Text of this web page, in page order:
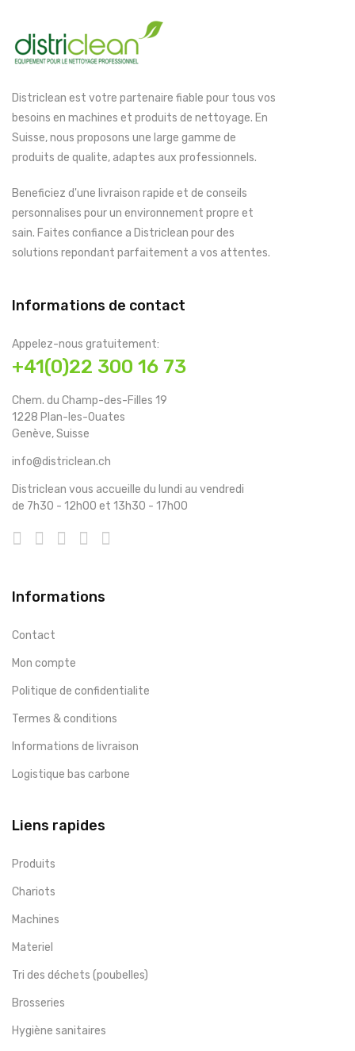
Districlean est votre partenaire fiable pour tous vos
besoins en machines et produits de nettoyage. En
Suisse, nous proposons une large gamme de
produits de qualite, adaptes aux professionnels.
Beneficiez d'une livraison rapide et de conseils
personnalises pour un environnement propre et
sain. Faites confiance a Districlean pour des
solutions repondant parfaitement a vos attentes.
Informations de contact
Appelez-nous gratuitement:
+41(0)22 300 16 73
Chem. du Champ-des-Filles 19
1228 Plan-les-Ouates
Genève, Suisse
info@districlean.ch
Districlean vous accueille du lundi au vendredi
de 7h30 - 12h00 et 13h30 - 17h00
Informations
Contact
Mon compte
Politique de confidentialite
Termes & conditions
Informations de livraison
Logistique bas carbone
Liens rapides
Produits
Chariots
Machines
Materiel
Tri des déchets (poubelles)
Brosseries
Hygiène sanitaires